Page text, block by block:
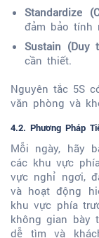
Standardize
đảm bảo tính
Sustain (Duy
cần thiết.
Nguyên tắc 5S
văn phòng và
4.2. Phương Pháp
Mỗi ngày, hãy
các khu vực
vực nghỉ ngơi,
và hoạt động
khu vực phía
không gian bày
dễ tìm và